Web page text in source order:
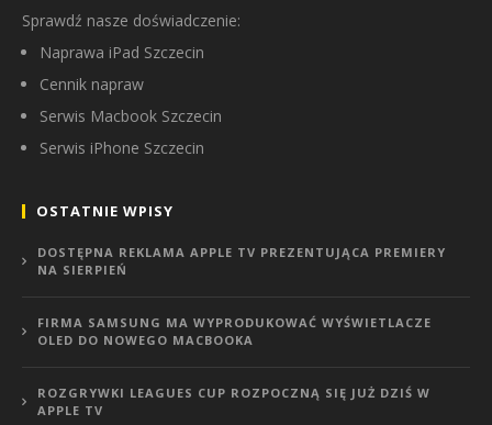
Sprawdź nasze doświadczenie:
Naprawa iPad Szczecin
Cennik napraw
Serwis Macbook Szczecin
Serwis iPhone Szczecin
OSTATNIE WPISY
DOSTĘPNA REKLAMA APPLE TV PREZENTUJĄCA PREMIERY
NA SIERPIEŃ
FIRMA SAMSUNG MA WYPRODUKOWAĆ WYŚWIETLACZE
OLED DO NOWEGO MACBOOKA
ROZGRYWKI LEAGUES CUP ROZPOCZNĄ SIĘ JUŻ DZIŚ W
APPLE TV